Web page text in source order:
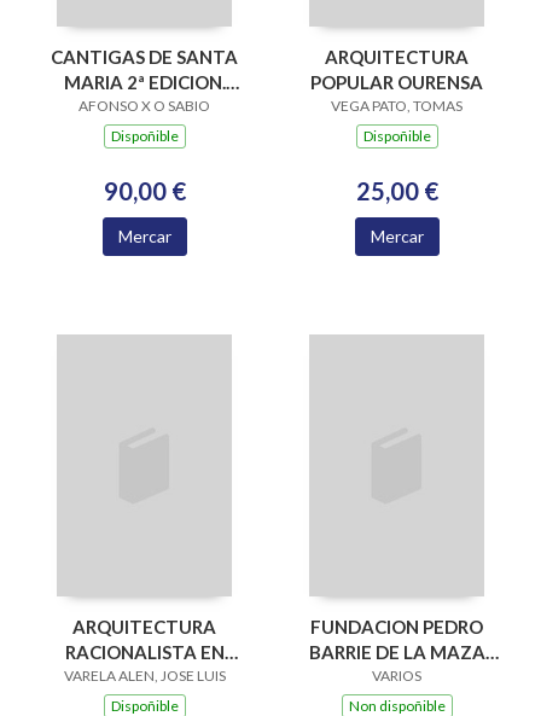
CANTIGAS DE SANTA
MARIA 2ª EDICION.
DIC.FACS.CODICE
TOLEDO
AFONSO X O SABIO
Dispoñible
90,00 €
Mercar
ARQUITECTURA
POPULAR OURENSA
VEGA PATO, TOMAS
Dispoñible
25,00 €
Mercar
ARQUITECTURA
RACIONALISTA EN
VIGO-RATIONALIST
ARCHITECTURE
VARELA ALEN, JOSE LUIS
Dispoñible
FUNDACION PEDRO
BARRIE DE LA MAZA
VIGO (RUSTICA)
VARIOS
Non dispoñible